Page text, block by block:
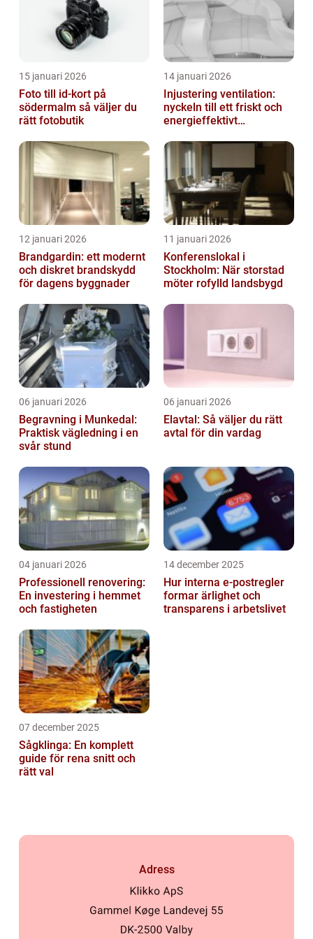
15 januari 2026
Foto till id-kort på
södermalm så väljer du
rätt fotobutik
14 januari 2026
Injustering ventilation:
nyckeln till ett friskt och
energieffektivt
12 januari 2026
Brandgardin: ett modernt
och diskret brandskydd
för dagens byggnader
11 januari 2026
Konferenslokal i
Stockholm: När storstad
möter rofylld landsbygd
06 januari 2026
Begravning i Munkedal:
Praktisk vägledning i en
svår stund
06 januari 2026
Elavtal: Så väljer du rätt
avtal för din vardag
04 januari 2026
Professionell renovering:
En investering i hemmet
och fastigheten
14 december 2025
Hur interna e-postregler
formar ärlighet och
transparens i arbetslivet
07 december 2025
Sågklinga: En komplett
guide för rena snitt och
rätt val
Adress